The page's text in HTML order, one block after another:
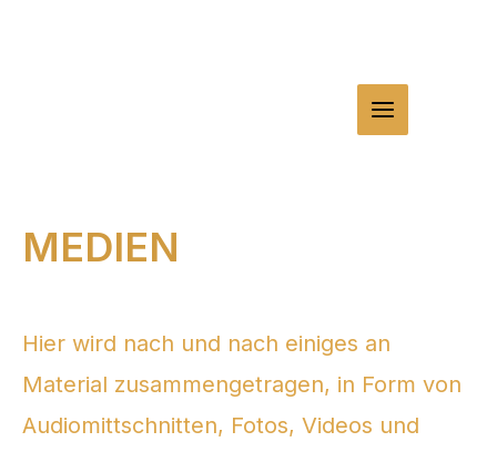
MAIN
MEDIEN
Hier wird nach und nach einiges an
Material zusammengetragen, in Form von
Audiomittschnitten, Fotos, Videos und